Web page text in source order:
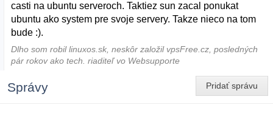
casti na ubuntu serveroch. Taktiez sun zacal ponukat
ubuntu ako system pre svoje servery. Takze nieco na tom
bude :).
Dlho som robil linuxos.sk, neskôr založil vpsFree.cz, posledných
pár rokov ako tech. riaditeľ vo Websupporte
Pridať správu
Správy